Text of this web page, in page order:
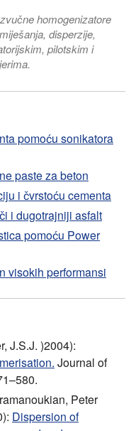
homogenizatore
disperzije,
pilotskim i
pomoću sonikatora
paste za beton
i čvrstoću cementa
i dugotrajniji asfalt
pomoću Power
visokih performansi
J.S.J. )2004):
Journal of
Peter
Dispersion of